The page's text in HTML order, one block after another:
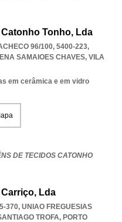
Tonho, Lda
96/100, 5400-223,
SAMAIOES CHAVES, VILA
em cerâmica e em vidro
DE TECIDOS CATONHO
Lda
370, UNIAO FREGUESIAS
TROFA, PORTO